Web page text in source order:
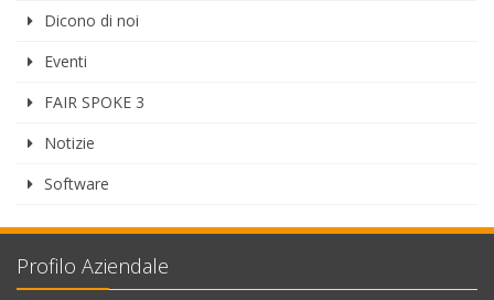
Dicono di noi
Eventi
FAIR SPOKE 3
Notizie
Software
Profilo Aziendale